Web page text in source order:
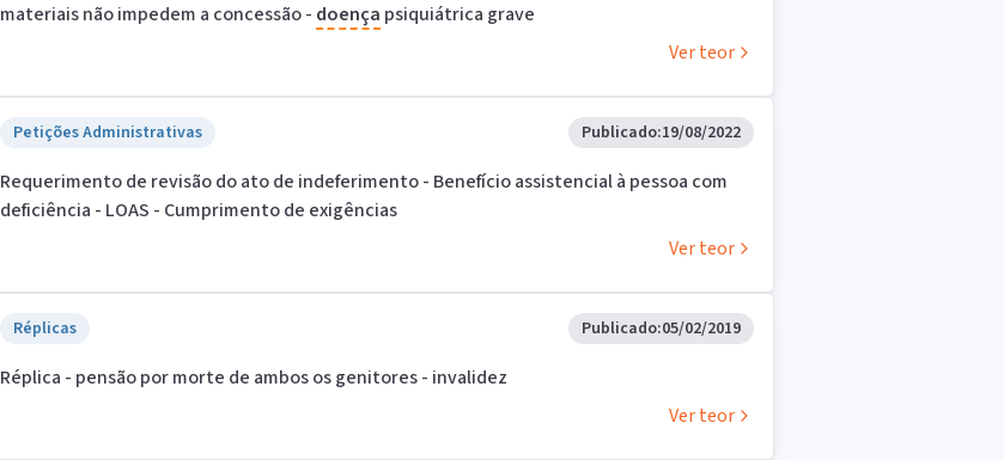
materiais não impedem a concessão - doença psiquiátrica grave
Ver teor
Petições Administrativas Publicado:19/08/2022
Requerimento de revisão do ato de indeferimento - Benefício assistencial à pessoa com
deficiência - LOAS - Cumprimento de exigências
Ver teor
Réplicas Publicado:05/02/2019
Réplica - pensão por morte de ambos os genitores - invalidez
Ver teor